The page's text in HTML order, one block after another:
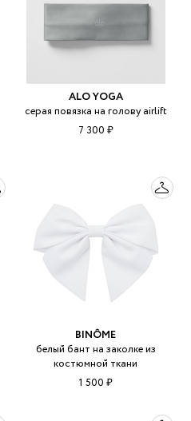
ALO YOGA
серая повязка на голову airlift
7 300 ₽
BINÔME
белый бант на заколке из
костюмной ткани
1 500 ₽